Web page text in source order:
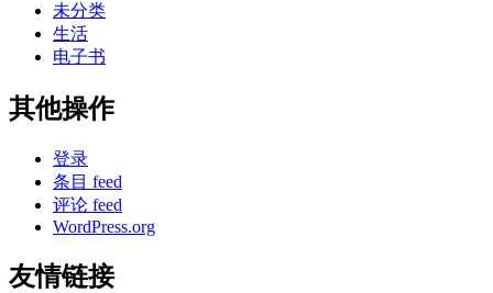
未分类
生活
电子书
其他操作
登录
条目 feed
评论 feed
WordPress.org
友情链接